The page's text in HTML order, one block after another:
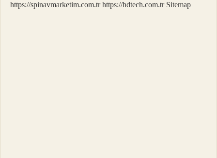
https://spinavmarketim.com.tr https://hdtech.com.tr Sitemap